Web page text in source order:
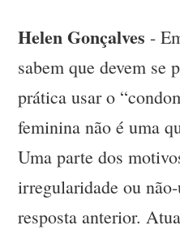
Helen Gonçalves -
sabem que devem se
prática usar o
feminina não é uma
Uma parte dos
irregularidade ou
resposta anterior.